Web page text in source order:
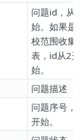
问题id，从1
始。如果是
校范围收集
表，id从2开
始。
问题描述
问题序号，
开始。